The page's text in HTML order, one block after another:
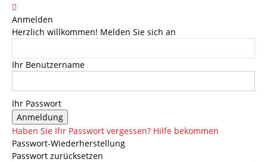
Anmelden
Herzlich willkommen! Melden Sie sich an
Ihr Benutzername
Ihr Passwort
Haben Sie Ihr Passwort vergessen? Hilfe bekommen
Passwort-Wiederherstellung
Passwort zurücksetzen